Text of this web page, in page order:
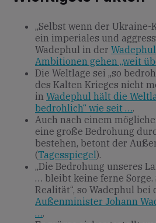
„Selbst wenn der Ukraine-
ein imperiales und
Wadephul in der
Ambitionen gehen „weit
Die Weltlage sei „so
des Kalten Krieges nicht
in Wadephul hält die
bedrohlich“ wie seit ….
Auch nach einem
eine große Bedrohung
bestehen, betont der
(Tagesspiegel).
„Die Bedrohung unseres
… bleibt keine ferne Sorge.
Realität“, so Wadephul bei
Außenminister Johann
….